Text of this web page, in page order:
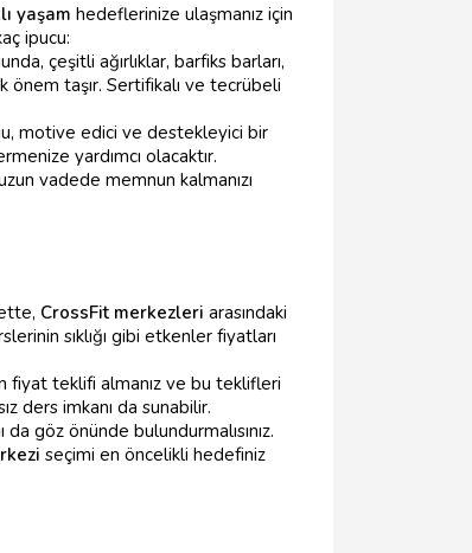
yaşam hedeflerinize ulaşmanız için
ipucu:
çeşitli ağırlıklar, barfiks barları,
önem taşır. Sertifikalı ve tecrübeli
motive edici ve destekleyici bir
yardımcı olacaktır.
vadede memnun kalmanızı
CrossFit merkezleri arasındaki
sıklığı gibi etkenler fiyatları
fiyat teklifi almanız ve bu teklifleri
ders imkanı da sunabilir.
göz önünde bulundurmalısınız.
seçimi en öncelikli hedefiniz